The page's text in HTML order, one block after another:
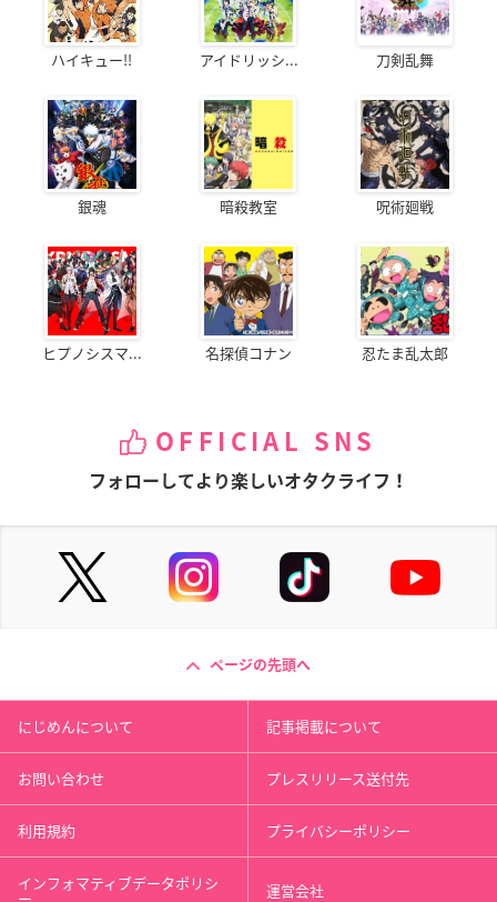
ハイキュー!! アイドリッシ... 刀剣乱舞
銀魂 暗殺教室 呪術廻戦
ヒプノシスマ... 名探偵コナン 忍たま乱太郎
OFFICIAL SNS
フォローしてより楽しいオタクライフ！
ページの先頭へ
にじめんについて 記事掲載について
お問い合わせ プレスリリース送付先
利用規約 プライバシーポリシー
インフォマティブデータポリシ 運営会社